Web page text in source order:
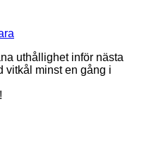
uthållighet inför nästa
vitkål minst en gång i